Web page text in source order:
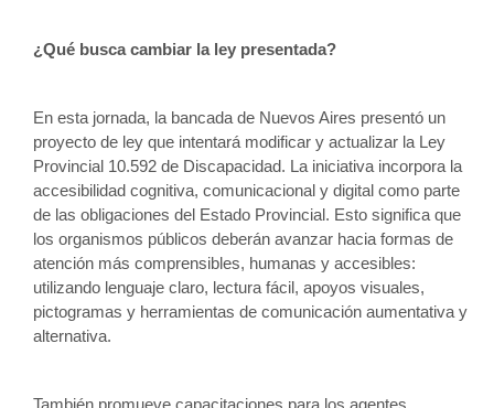
¿Qué busca cambiar la ley presentada?
En esta jornada, la bancada de Nuevos Aires presentó un
proyecto de ley que intentará modificar y actualizar la Ley
Provincial 10.592 de Discapacidad. La iniciativa incorpora la
accesibilidad cognitiva, comunicacional y digital como parte
de las obligaciones del Estado Provincial. Esto significa que
los organismos públicos deberán avanzar hacia formas de
atención más comprensibles, humanas y accesibles:
utilizando lenguaje claro, lectura fácil, apoyos visuales,
pictogramas y herramientas de comunicación aumentativa y
alternativa.